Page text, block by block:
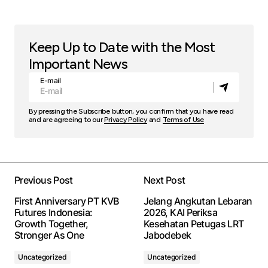
Keep Up to Date with the Most
Important News
E-mail
By pressing the Subscribe button, you confirm that you have read
and are agreeing to ourPrivacy Policyand Terms of Use
Previous Post
First Anniversary PT KVB
Futures Indonesia:
Growth Together,
Stronger As One
Uncategorized
Next Post
Jelang Angkutan Lebaran
2026, KAI Periksa
Kesehatan Petugas LRT
Jabodebek
Uncategorized